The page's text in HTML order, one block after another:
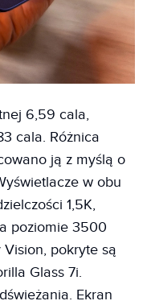
6,59 cala,
cala. Różnica
ją z myślą o
w obu
1,5K,
poziomie 3500
Vision, pokryte są
Glass 7i.
Ekran